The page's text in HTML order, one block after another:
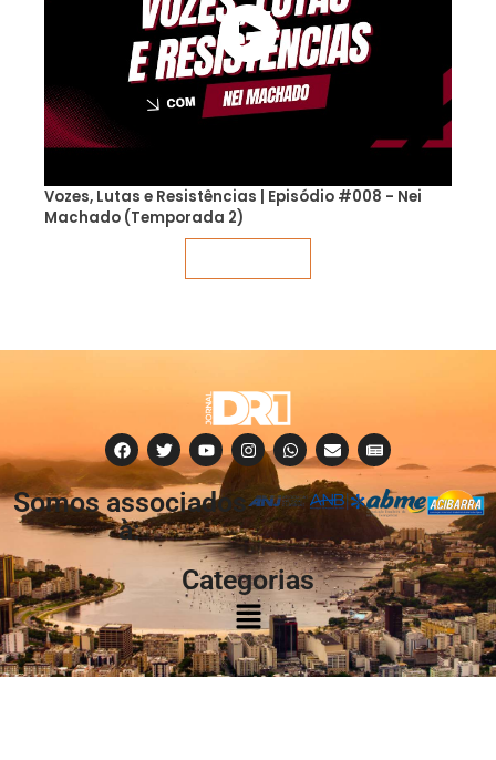
Vozes, Lutas e Resistências | Episódio #008 - Nei
Machado (Temporada 2)
Somos associados
à:
Categorias